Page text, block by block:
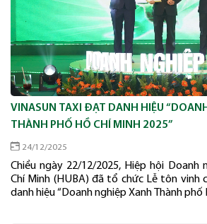
VINASUN TAXI ĐẠT DANH HIỆU
THÀNH PHỐ HỒ CHÍ MINH 2025”
24/12/2025
Chiều ngày 22/12/2025, Hiệp hội Doanh
Chí Minh (HUBA) đã tổ chức Lễ tôn vinh
danh hiệu “Doanh nghiệp Xanh Thành phố